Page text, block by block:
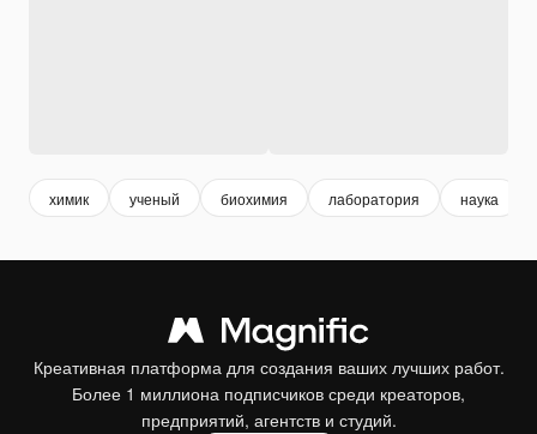
химик ученый биохимия лаборатория наука
Креативная платформа для создания ваших лучших работ.
Более 1 миллиона подписчиков среди креаторов,
предприятий, агентств и студий.